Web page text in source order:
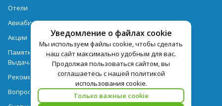
Уведомление о файлах cookie
Мы используем файлы cookie, чтобы сделать
наш сайт максимально удобным для вас.
Продолжая пользоваться сайтом, вы
соглашаетесь с нашей политикой
использования cookie.
Только важные cookie
Отели
Авиабилеты
Акции
Памятка для туристов
Выдача документов
Рекомендации
Вопрос-ответ